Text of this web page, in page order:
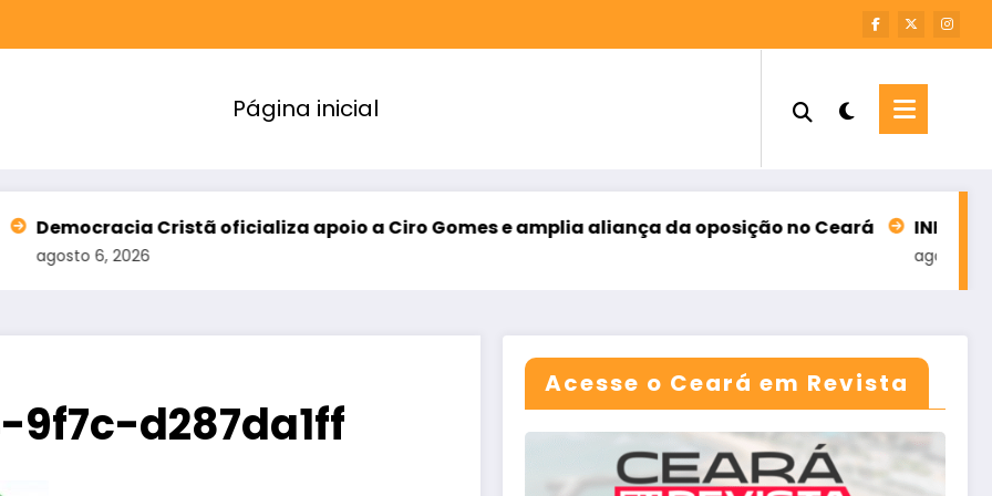
Página inicial
Cristã oficializa apoio a Ciro Gomes e amplia aliança da oposição no Ceará INFORME – M7
d287da1ff
Acesse o Ceará em Revista